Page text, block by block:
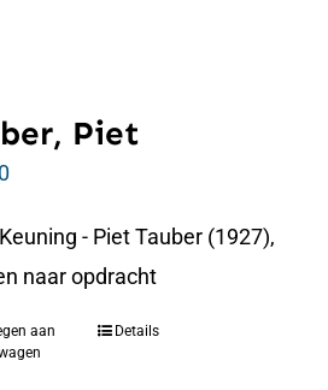
Piet
- Piet Tauber (1927),
naar opdracht
aan
Details